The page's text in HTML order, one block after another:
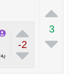

3


-2
